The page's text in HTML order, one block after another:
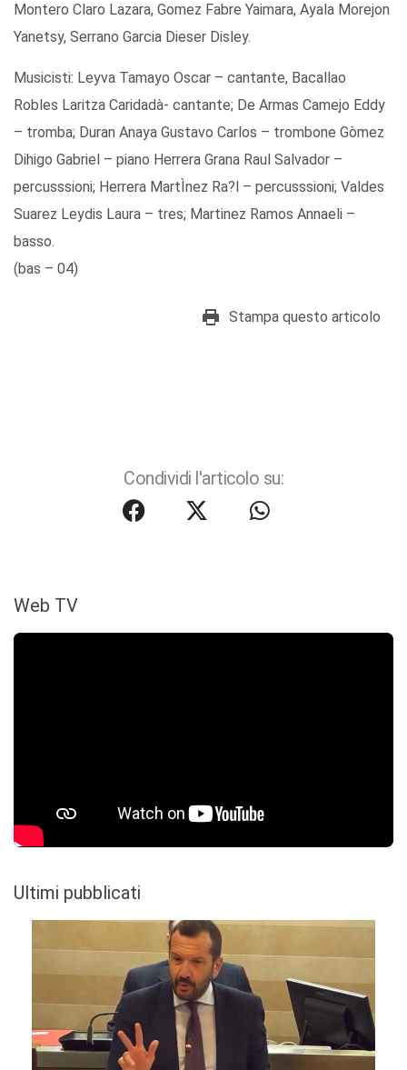
Montero Claro Lazara, Gomez Fabre Yaimara, Ayala Morejon
Yanetsy, Serrano Garcia Dieser Disley.
Musicisti: Leyva Tamayo Oscar – cantante, Bacallao
Robles Laritza Caridadà- cantante; De Armas Camejo Eddy
– tromba; Duran Anaya Gustavo Carlos – trombone Gòmez
Dihigo Gabriel – piano Herrera Grana Raul Salvador –
percusssioni; Herrera MartÌnez Ra?l – percusssioni; Valdes
Suarez Leydis Laura – tres; Martinez Ramos Annaeli –
basso.
(bas – 04)
Stampa questo articolo
Condividi l'articolo su:
Web TV
Ultimi pubblicati